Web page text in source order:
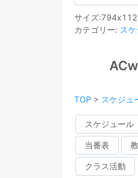
サイズ:794x
カテゴリー: ス
TOP > スケジュ
スケジュール
当番表
クラス活動